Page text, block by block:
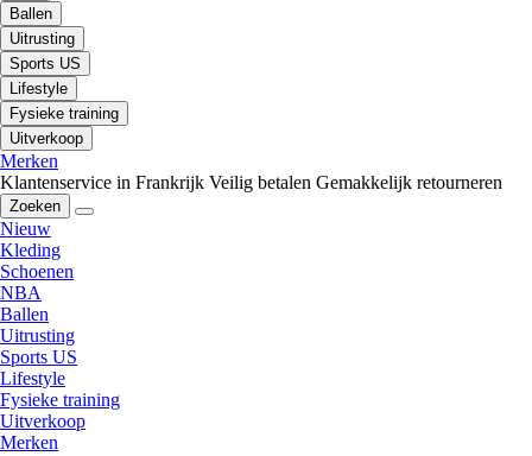
Ballen
Uitrusting
Sports US
Lifestyle
Fysieke training
Uitverkoop
Merken
Klantenservice in Frankrijk Veilig betalen Gemakkelijk retourneren
Zoeken
Nieuw
Kleding
Schoenen
NBA
Ballen
Uitrusting
Sports US
Lifestyle
Fysieke training
Uitverkoop
Merken